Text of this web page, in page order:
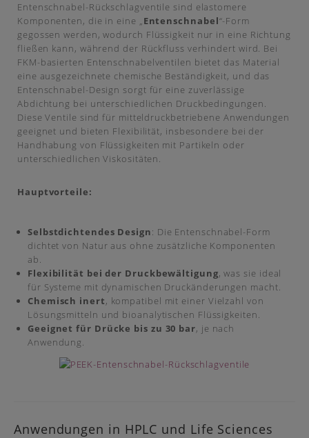
Entenschnabel-Rückschlagventile sind elastomere
Komponenten, die in eine „Entenschnabel“-Form
gegossen werden, wodurch Flüssigkeit nur in eine Richtung
fließen kann, während der Rückfluss verhindert wird. Bei
FKM-basierten Entenschnabelventilen bietet das Material
eine ausgezeichnete chemische Beständigkeit, und das
Entenschnabel-Design sorgt für eine zuverlässige
Abdichtung bei unterschiedlichen Druckbedingungen.
Diese Ventile sind für mitteldruckbetriebene Anwendungen
geeignet und bieten Flexibilität, insbesondere bei der
Handhabung von Flüssigkeiten mit Partikeln oder
unterschiedlichen Viskositäten.
Hauptvorteile:
Selbstdichtendes Design: Die Entenschnabel-Form
dichtet von Natur aus ohne zusätzliche Komponenten
ab.
Flexibilität bei der Druckbewältigung, was sie ideal
für Systeme mit dynamischen Druckänderungen macht.
Chemisch inert, kompatibel mit einer Vielzahl von
Lösungsmitteln und bioanalytischen Flüssigkeiten.
Geeignet für Drücke bis zu 30 bar, je nach
Anwendung.
Anwendungen in HPLC und Life Sciences